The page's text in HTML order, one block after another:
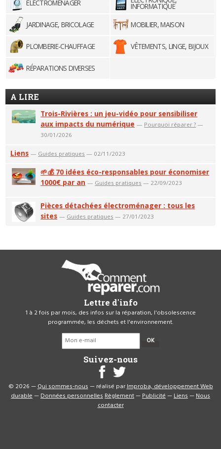
ELECTROMÉNAGER
INFORMATIQUE
JARDINAGE, BRICOLAGE
MOBILIER, MAISON
PLOMBERIE-CHAUFFAGE VÊTEMENTS, LINGE, BIJOUX
RÉPARATIONS DIVERSES
A LIRE
Trois-Rivières : un jeu-vidéo pour sensibiliser
aux impacts du numérique — Pourquoi réparer ? —
30/01/2026
Liens — Guides pratiques — 02/11/2023
🌱💰 70 idées éco-responsables pour économiser
1000€ par an — Guides pratiques — 22/09/2023
Pièces détachées électroménager : tous les
sites — Guides pratiques — 27/01/2023
Lettre d'info
1 à 2 fois par mois, des infos sur la réparation, l'obsolescence
programmée, les déchets et l'environnement.
OK
Suivez-nous
© 2026 —Qui sommes-nous— réalisé parImproba, développement Web
durable—Données personnellesRèglement—Publicité—Liens—Nous
contacter